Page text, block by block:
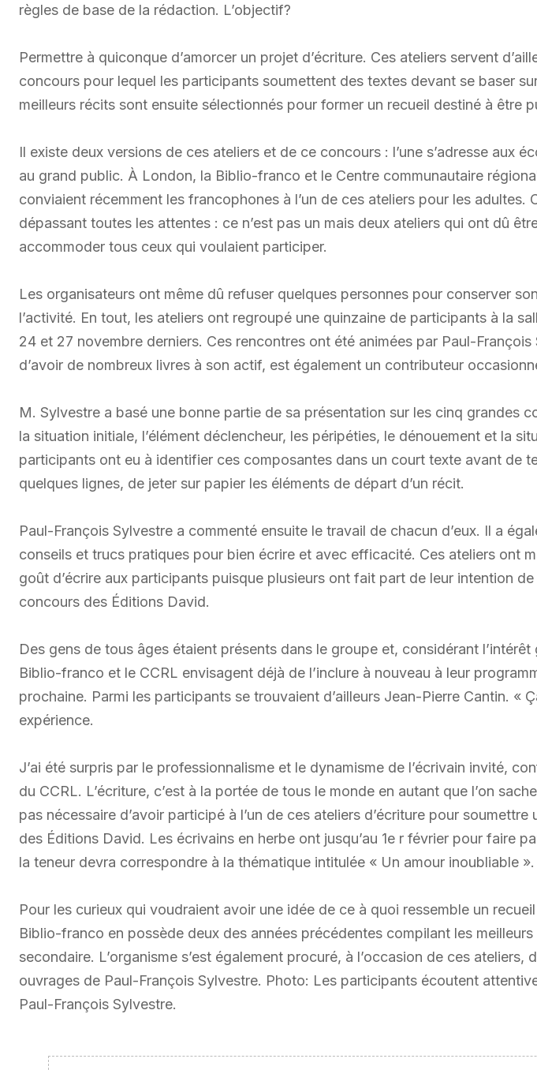
règles de base de la rédaction. L’objectif?
Permettre à quiconque d’amorcer un projet d’écriture. Ces ateliers servent
concours pour lequel les participants soumettent des textes devant se baser
meilleurs récits sont ensuite sélectionnés pour former un recueil destiné à être
Il existe deux versions de ces ateliers et de ce concours : l’une s’adresse aux
au grand public. À London, la Biblio-franco et le Centre communautaire
conviaient récemment les francophones à l’un de ces ateliers pour les adultes.
dépassant toutes les attentes : ce n’est pas un mais deux ateliers qui ont dû
accommoder tous ceux qui voulaient participer.
Les organisateurs ont même dû refuser quelques personnes pour conserver
l’activité. En tout, les ateliers ont regroupé une quinzaine de participants à la
24 et 27 novembre derniers. Ces rencontres ont été animées par Paul-
d’avoir de nombreux livres à son actif, est également un contributeur
M. Sylvestre a basé une bonne partie de sa présentation sur les cinq grandes
la situation initiale, l’élément déclencheur, les péripéties, le dénouement et la
participants ont eu à identifier ces composantes dans un court texte avant de
quelques lignes, de jeter sur papier les éléments de départ d’un récit.
Paul-François Sylvestre a commenté ensuite le travail de chacun d’eux. Il a
conseils et trucs pratiques pour bien écrire et avec efficacité. Ces ateliers ont
goût d’écrire aux participants puisque plusieurs ont fait part de leur intention
concours des Éditions David.
Des gens de tous âges étaient présents dans le groupe et, considérant l’intérêt
Biblio-franco et le CCRL envisagent déjà de l’inclure à nouveau à leur
prochaine. Parmi les participants se trouvaient d’ailleurs Jean-Pierre Cantin. «
expérience.
J’ai été surpris par le professionnalisme et le dynamisme de l’écrivain invité,
du CCRL. L’écriture, c’est à la portée de tous le monde en autant que l’on
pas nécessaire d’avoir participé à l’un de ces ateliers d’écriture pour
des Éditions David. Les écrivains en herbe ont jusqu’au 1e r février pour faire
la teneur devra correspondre à la thématique intitulée « Un amour inoubliable ».
Pour les curieux qui voudraient avoir une idée de ce à quoi ressemble un
Biblio-franco en possède deux des années précédentes compilant les
secondaire. L’organisme s’est également procuré, à l’occasion de ces ateliers,
ouvrages de Paul-François Sylvestre. Photo: Les participants écoutent
Paul-François Sylvestre.